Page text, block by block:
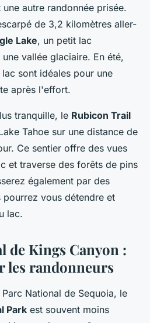
une autre randonnée prisée.
de 3,2 kilomètres aller-
Lake, un petit lac
vallée glaciaire. En été,
sont idéales pour une
après l'effort.
tranquille, le Rubicon Trail
Tahoe sur une distance de
Ce sentier offre des vues
et traverse des forêts de pins
également par des
vous détendre et
lac.
de Kings Canyon :
les randonneurs
National de Sequoia, le
Park est souvent moins